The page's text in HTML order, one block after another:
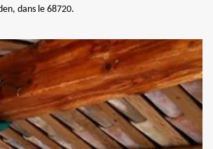
dans le 68720.